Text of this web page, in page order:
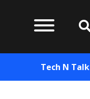
Tech N Talk